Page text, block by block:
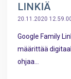
LINKIÄ
20.11.2020
Google Family
määrittää
ohjaa...